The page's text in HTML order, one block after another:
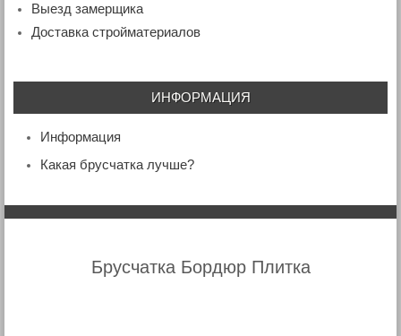
Выезд замерщика
Доставка стройматериалов
ИНФОРМАЦИЯ
Информация
Какая брусчатка лучше?
Брусчатка Бордюр Плитка